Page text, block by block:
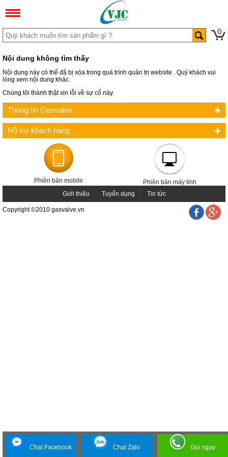
0
Nội dung không tìm thấy
Nội dung này có thể đã bị xóa trong quá trình quản trị website . Quý khách vui
lòng xem nội dung khác.
Chúng tôi thành thật xin lỗi về sự cố này.
Thông tin Gasvalve
Hỗ trợ khách hàng
Phiên bản mobile
Phiên bản máy tính
Giới thiệu
Tuyển dụng Tin tức
Copyright ©2010 gasvalve.vn
Chat Facebook Gọi ngay
Chat Zalo